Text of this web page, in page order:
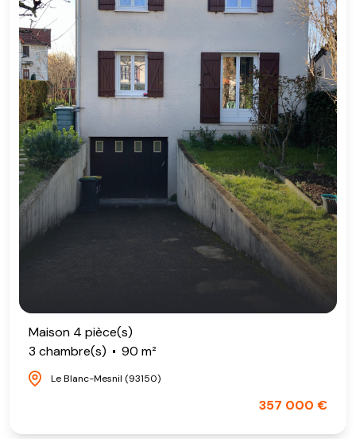
Maison 4 pièce(s)
3 chambre(s)
90 m²
Le Blanc-Mesnil (93150)
357 000 €